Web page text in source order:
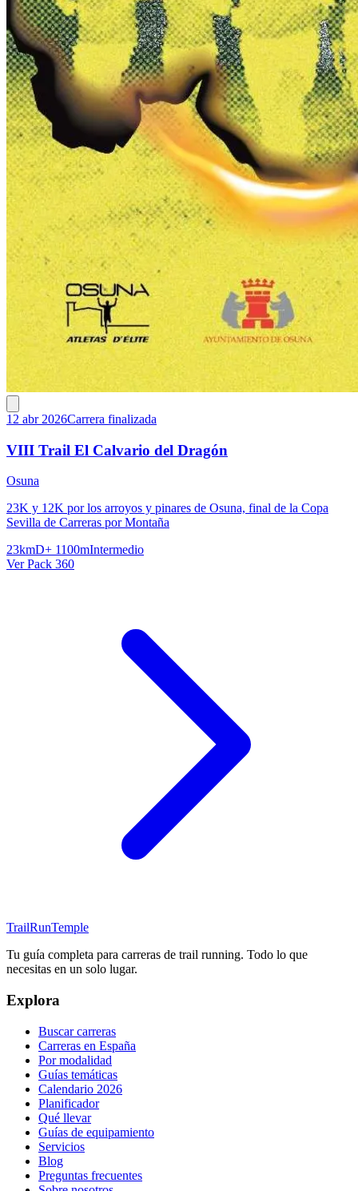
12 abr 2026Carrera finalizada
VIII Trail El Calvario del Dragón
Osuna
23K y 12K por los arroyos y pinares de Osuna, final de la Copa
Sevilla de Carreras por Montaña
23kmD+ 1100mIntermedio
Ver Pack 360
TrailRunTemple
Tu guía completa para carreras de trail running. Todo lo que
necesitas en un solo lugar.
Explora
Buscar carreras
Carreras en España
Por modalidad
Guías temáticas
Calendario 2026
Planificador
Qué llevar
Guías de equipamiento
Servicios
Blog
Preguntas frecuentes